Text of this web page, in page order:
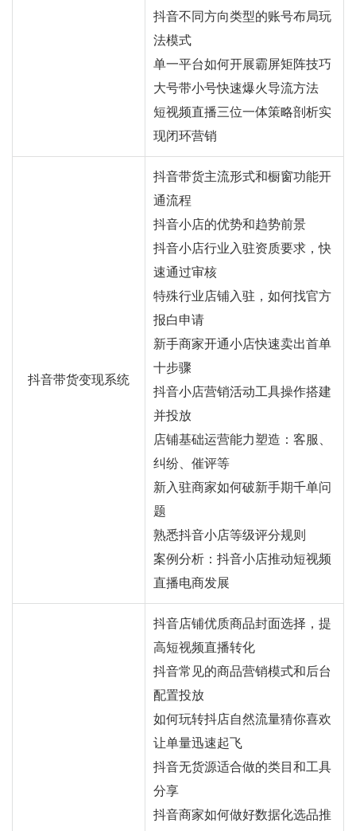
抖音不同方向类型的账号布局玩
法模式
单一平台如何开展霸屏矩阵技巧
大号带小号快速爆火导流方法
短视频直播三位一体策略剖析实
现闭环营销
抖音带货变现系统
抖音带货主流形式和橱窗功能开
通流程
抖音小店的优势和趋势前景
抖音小店行业入驻资质要求，快
速通过审核
特殊行业店铺入驻，如何找官方
报白申请
新手商家开通小店快速卖出首单
十步骤
抖音小店营销活动工具操作搭建
并投放
店铺基础运营能力塑造：客服、
纠纷、催评等
新入驻商家如何破新手期千单问
题
熟悉抖音小店等级评分规则
案例分析：抖音小店推动短视频
直播电商发展
抖音店铺优质商品封面选择，提
高短视频直播转化
抖音常见的商品营销模式和后台
配置投放
如何玩转抖店自然流量猜你喜欢
让单量迅速起飞
抖音无货源适合做的类目和工具
分享
抖音商家如何做好数据化选品推